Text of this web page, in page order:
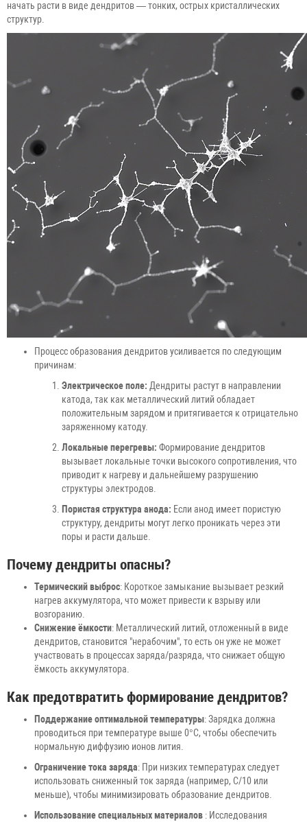
начать расти в виде дендритов — тонких, острых кристаллических
структур.
Процесс образования дендритов усиливается по следующим
причинам:
Электрическое поле: Дендриты растут в направлении
катода, так как металлический литий обладает
положительным зарядом и притягивается к отрицательно
заряженному катоду.
Локальные перегревы: Формирование дендритов
вызывает локальные точки высокого сопротивления, что
приводит к нагреву и дальнейшему разрушению
структуры электродов.
Пористая структура анода: Если анод имеет пористую
структуру, дендриты могут легко проникать через эти
поры и расти дальше.
Почему дендриты опасны?
Термический выброс: Короткое замыкание вызывает резкий
нагрев аккумулятора, что может привести к взрыву или
возгоранию.
Снижение ёмкости: Металлический литий, отложенный в виде
дендритов, становится "нерабочим", то есть он уже не может
участвовать в процессах заряда/разряда, что снижает общую
ёмкость аккумулятора.
Как предотвратить формирование дендритов?
Поддержание оптимальной температуры: Зарядка должна
проводиться при температуре выше 0°C, чтобы обеспечить
нормальную диффузию ионов лития.
Ограничение тока заряда: При низких температурах следует
использовать сниженный ток заряда (например, C/10 или
меньше), чтобы минимизировать образование дендритов.
Использование специальных материалов : Исследования